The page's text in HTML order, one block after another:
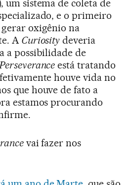
um sistema de coleta de
e o primeiro
oxigênio na
A Curiosity deveria
a possibilidade de
está tratando
houve vida no
que houve de fato a
estamos procurando
vai fazer nos